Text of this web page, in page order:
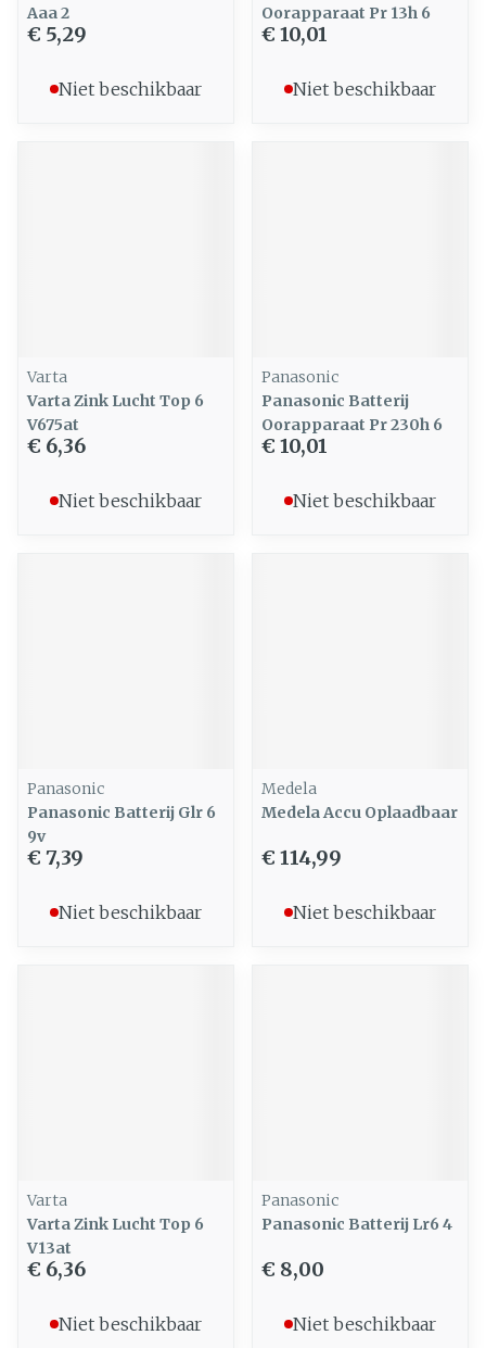
Aaa 2
€ 5,29
Niet beschikbaar
Oorapparaat Pr 13h 6
€ 10,01
Niet beschikbaar
Varta
Varta Zink Lucht Top 6
V675at
€ 6,36
Niet beschikbaar
Panasonic
Panasonic Batterij
Oorapparaat Pr 230h 6
€ 10,01
Niet beschikbaar
Panasonic
Panasonic Batterij Glr 6
9v
€ 7,39
Niet beschikbaar
Medela
Medela Accu Oplaadbaar
€ 114,99
Niet beschikbaar
Varta
Varta Zink Lucht Top 6
V13at
€ 6,36
Niet beschikbaar
Panasonic
Panasonic Batterij Lr6 4
€ 8,00
Niet beschikbaar